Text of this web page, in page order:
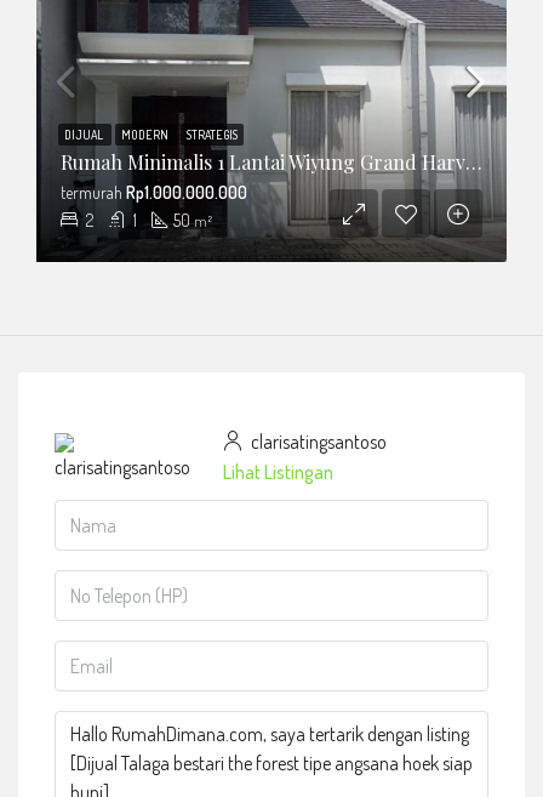
Rumah Minimalis 1 Lantai Wiyung Grand Harvest Tipe Apple
2 1 50 m²
termurah Rp1.000.000.000
DIJUAL MODERN STRATEGIS
clarisatingsantoso
Lihat Listingan